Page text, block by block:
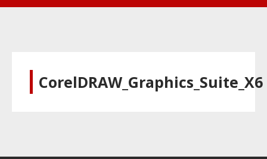
CorelDRAW_Graphics_Suite_X6